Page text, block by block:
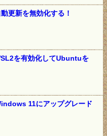
更新を無効化する！
を有効化してUbuntuを
11にアップグレード